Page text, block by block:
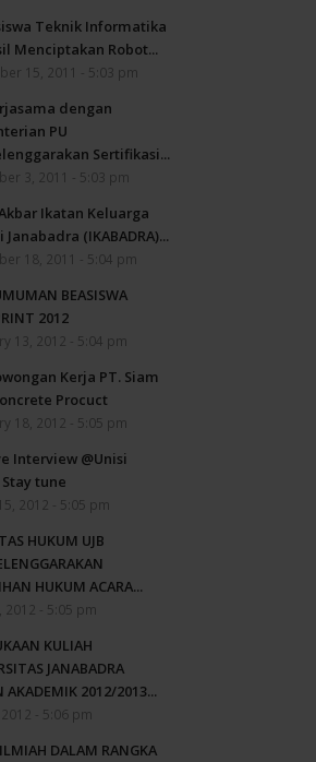
Teknik Informatika
Menciptakan Robot...
15, 2011 - 5:03 pm
dengan
PU
Sertifikasi...
3, 2011 - 5:03 pm
Ikatan Keluarga
(IKABADRA)...
18, 2011 - 5:04 pm
BEASISWA
2012
13, 2012 - 5:04 pm
Kerja PT. Siam
Procuct
18, 2012 - 5:05 pm
Interview @Unisi
tune
2012 - 5:05 pm
HUKUM UJB
HUKUM ACARA...
2012 - 5:05 pm
KULIAH
JANABADRA
AKADEMIK 2012/2013...
- 5:06 pm
DALAM RANGKA